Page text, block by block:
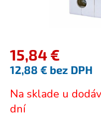
15,84 €
12,88 € bez DPH
cena:
Na sklade u
dní